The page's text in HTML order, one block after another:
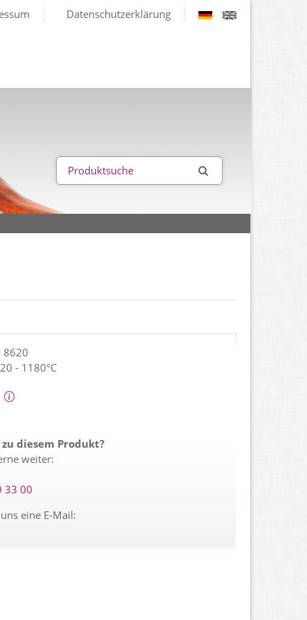
Datenschutzerklärung
8620
- 1180°C
diesem Produkt?
weiter:
33 00
eine E-Mail: